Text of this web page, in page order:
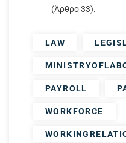
(Άρθρο 33).
LAW
PAYROLL
WORKFORCE